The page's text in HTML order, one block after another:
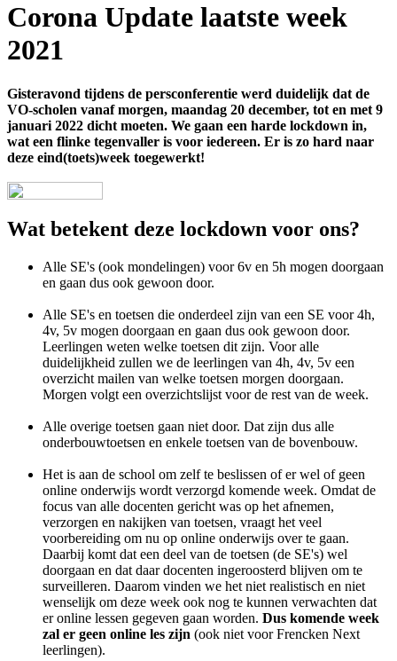
Corona Update laatste week
2021
Gisteravond tijdens de persconferentie werd duidelijk dat de
VO-scholen vanaf morgen, maandag 20 december, tot en met 9
januari 2022 dicht moeten. We gaan een harde lockdown in,
wat een flinke tegenvaller is voor iedereen. Er is zo hard naar
deze eind(toets)week toegewerkt!
Wat betekent deze lockdown voor ons?
Alle SE's (ook mondelingen) voor 6v en 5h mogen doorgaan
en gaan dus ook gewoon door.
Alle SE's en toetsen die onderdeel zijn van een SE voor 4h,
4v, 5v mogen doorgaan en gaan dus ook gewoon door.
Leerlingen weten welke toetsen dit zijn. Voor alle
duidelijkheid zullen we de leerlingen van 4h, 4v, 5v een
overzicht mailen van welke toetsen morgen doorgaan.
Morgen volgt een overzichtslijst voor de rest van de week.
Alle overige toetsen gaan niet door. Dat zijn dus alle
onderbouwtoetsen en enkele toetsen van de bovenbouw.
Het is aan de school om zelf te beslissen of er wel of geen
online onderwijs wordt verzorgd komende week. Omdat de
focus van alle docenten gericht was op het afnemen,
verzorgen en nakijken van toetsen, vraagt het veel
voorbereiding om nu op online onderwijs over te gaan.
Daarbij komt dat een deel van de toetsen (de SE's) wel
doorgaan en dat daar docenten ingeroosterd blijven om te
surveilleren. Daarom vinden we het niet realistisch en niet
wenselijk om deze week ook nog te kunnen verwachten dat
er online lessen gegeven gaan worden. Dus komende week
zal er geen online les zijn (ook niet voor Frencken Next
leerlingen).